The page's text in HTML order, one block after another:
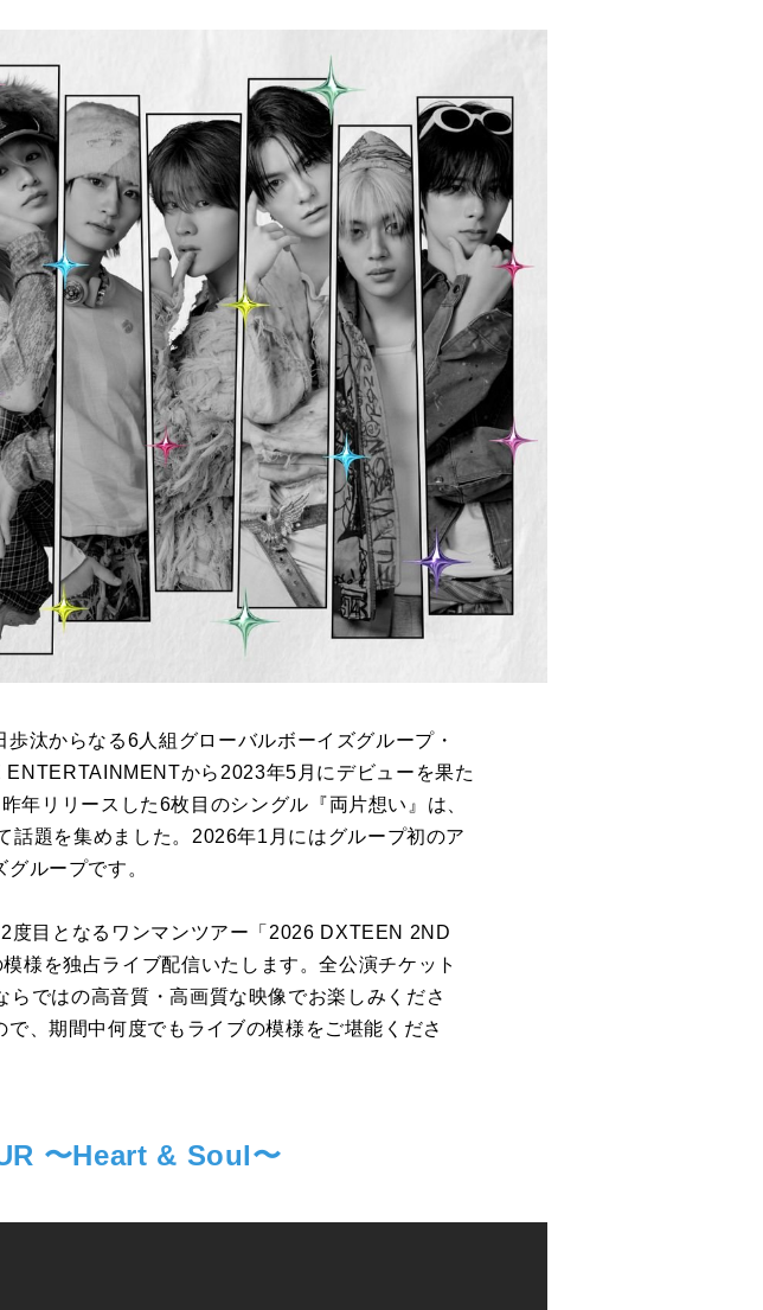
汰からなる6人組グローバルボーイズグループ・
から2023年5月にデビューを果た
年リリースした6枚目のシングル『両片想い』は、
話題を集めました。2026年1月にはグループ初のア
ループです。
目となるワンマンツアー「2026 DXTEEN 2ND
様を独占ライブ配信いたします。全公演チケット
ではの高音質・高画質な映像でお楽しみくださ
、期間中何度でもライブの模様をご堪能くださ
〜Heart & Soul〜